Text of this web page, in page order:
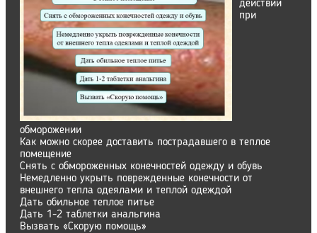
действий
при
обморожении
Как можно скорее доставить пострадавшего в теплое
помещение
Снять с обмороженных конечностей одежду и обувь
Немедленно укрыть поврежденные конечности от
внешнего тепла одеялами и теплой одеждой
Дать обильное теплое питье
Дать 1-2 таблетки анальгина
Вызвать «Скорую помощь»